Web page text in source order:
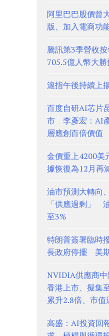
阿里巴巴股價曾
版、加入電商功
騰訊第3季營收
705.5億人幣大勝
滬指午後持續上
百度自研AI芯片
市 李彥宏：AI
層應創百倍價值
金價重上4200
據恢復為12月再
油市預測大轉向
「供應過剩」
至3%
特朗普簽署臨時
長政府停擺 美
NVIDIA供應商
香港上市、擬集
累升2.8倍、市
高盛：AI投資回